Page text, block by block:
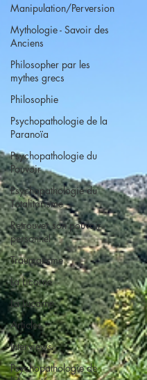
Manipulation/Perversion
Mythologie - Savoir des
Anciens
Philosopher par les
mythes grecs
Philosophie
Psychopathologie de la
Paranoïa
Psychopathologie du
Pouvoir
Psychopathologie du
Totalitarisme
Retrouver son pouvoir
personnel
Traumatisme
La Licorne
La Lucarne
Articles
Interviews
Psychopathologie de